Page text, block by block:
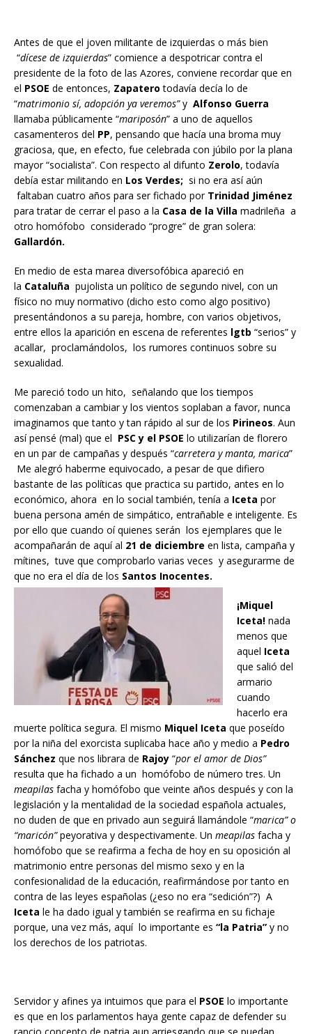
Antes de que el joven militante de izquierdas o más bien
“dícese de izquierdas” comience a despotricar contra el
presidente de la foto de las Azores, conviene recordar que en
el PSOE de entonces, Zapatero todavía decía lo de
“matrimonio sí, adopción ya veremos”y Alfonso Guerra
llamaba públicamente “mariposón” a uno de aquellos
casamenteros del PP, pensando que hacía una broma muy
graciosa, que, en efecto, fue celebrada con júbilo por la plana
mayor “socialista”. Con respecto al difunto Zerolo, todavía
debía estar militando en Los Verdes; si no era así aún
faltaban cuatro años para ser fichado por Trinidad Jiménez
para tratar de cerrar el paso a la Casa de la Villa madrileña a
otro homófobo considerado “progre” de gran solera:
Gallardón.
En medio de esta marea diversofóbica apareció en
la Cataluña pujolista un político de segundo nivel, con un
físico no muy normativo (dicho esto como algo positivo)
presentándonos a su pareja, hombre, con varios objetivos,
entre ellos la aparición en escena de referentes lgtb “serios” y
acallar, proclamándolos, los rumores continuos sobre su
sexualidad.
Me pareció todo un hito, señalando que los tiempos
comenzaban a cambiar y los vientos soplaban a favor, nunca
imaginamos que tanto y tan rápido al sur de los Pirineos. Aun
así pensé (mal) que el PSC y el PSOE lo utilizarían de florero
en un par de campañas y después “carretera y manta, marica”
Me alegró haberme equivocado, a pesar de que difiero
bastante de las políticas que practica su partido, antes en lo
económico, ahora en lo social también, tenía a Iceta por
buena persona amén de simpático, entrañable e inteligente. Es
por ello que cuando oí quienes serán los ejemplares que le
acompañarán de aquí al 21 de diciembre en lista, campaña y
mítines, tuve que comprobarlo varias veces y asegurarme de
que no era el día de los Santos Inocentes.
¡Miquel
Iceta! nada
menos que
aquel Iceta
que salió del
armario
cuando
hacerlo era
muerte política segura. El mismo Miquel Iceta que poseído
por la niña del exorcista suplicaba hace año y medio a Pedro
Sánchez que nos librara de Rajoy “por el amor de Dios”
resulta que ha fichado a un homófobo de número tres. Un
meapilas facha y homófobo que veinte años después y con la
legislación y la mentalidad de la sociedad española actuales,
no duden de que en privado aun seguirá llamándole “marica” o
“maricón”peyorativa y despectivamente. Un meapilas facha y
homófobo que se reafirma a fecha de hoy en su oposición al
matrimonio entre personas del mismo sexo y en la
confesionalidad de la educación, reafirmándose por tanto en
contra de las leyes españolas (¿eso no era “sedición”?) A
Iceta le ha dado igual y también se reafirma en su fichaje
porque, una vez más, aquí lo importante es “la Patria” y no
los derechos de los patriotas.
Servidor y afines ya intuimos que para el PSOE lo importante
es que en los parlamentos haya gente capaz de defender su